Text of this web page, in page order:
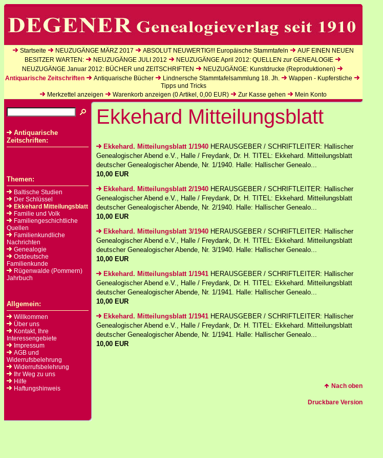
Startseite NEUZUGÄNGE MÄRZ 2017 ABSOLUT NEUWERTIG!!! Europäische Stammtafeln
AUF EINEN NEUEN
BESITZER WARTEN:
NEUZUGÄNGE JULI 2012
NEUZUGÄNGE April 2012: QUELLEN zur GENEALOGIE
NEUZUGÄNGE Januar 2012: BÜCHER und ZEITSCHRIFTEN
NEUZUGÄNGE: Kunstdrucke (Reproduktionen)
Antiquarische Zeitschriften
Antiquarische Bücher Lindnersche Stammtafelsammlung 18. Jh.
Wappen - Kupferstiche
Tipps und Tricks
Merkzettel anzeigen
Warenkorb anzeigen (0Artikel, 0,00 EUR) Zur Kasse gehen Mein Konto
Antiquarische
Zeitschriften:
Themen:
Baltische Studien
Der Schlüssel
Ekkehard Mitteilungsblatt
Familie und Volk
Familiengeschichtliche
Quellen
Familienkundliche
Nachrichten
Genealogie
Ostdeutsche
Familienkunde
Rügenwalde (Pommern)
Jahrbuch
Allgemein:
Willkommen
Über uns
Kontakt, Ihre
Interessengebiete
Impressum
AGB und
Widerrufsbelehrung
Widerrufsbelehrung
Ihr Weg zu uns
Hilfe
Haftungshinweis
Ekkehard Mitteilungsblatt
Ekkehard. Mitteilungsblatt 1/1940 HERAUSGEBER / SCHRIFTLEITER: Hallischer
Genealogischer Abend e.V., Halle / Freydank, Dr. H. TITEL: Ekkehard. Mitteilungsblatt
deutscher Genealogischer Abende, Nr. 1/1940. Halle: Hallischer Genealo...
10,00 EUR
Ekkehard. Mitteilungsblatt 2/1940 HERAUSGEBER / SCHRIFTLEITER: Hallischer
Genealogischer Abend e.V., Halle / Freydank, Dr. H. TITEL: Ekkehard. Mitteilungsblatt
deutscher Genealogischer Abende, Nr. 2/1940. Halle: Hallischer Genealo...
10,00 EUR
Ekkehard. Mitteilungsblatt 3/1940 HERAUSGEBER / SCHRIFTLEITER: Hallischer
Genealogischer Abend e.V., Halle / Freydank, Dr. H. TITEL: Ekkehard. Mitteilungsblatt
deutscher Genealogischer Abende, Nr. 3/1940. Halle: Hallischer Genealo...
10,00 EUR
Ekkehard. Mitteilungsblatt 1/1941 HERAUSGEBER / SCHRIFTLEITER: Hallischer
Genealogischer Abend e.V., Halle / Freydank, Dr. H. TITEL: Ekkehard. Mitteilungsblatt
deutscher Genealogischer Abende, Nr. 1/1941. Halle: Hallischer Genealo...
10,00 EUR
Ekkehard. Mitteilungsblatt 1/1941 HERAUSGEBER / SCHRIFTLEITER: Hallischer
Genealogischer Abend e.V., Halle / Freydank, Dr. H. TITEL: Ekkehard. Mitteilungsblatt
deutscher Genealogischer Abende, Nr. 1/1941. Halle: Hallischer Genealo...
10,00 EUR
Nach oben
Druckbare Version